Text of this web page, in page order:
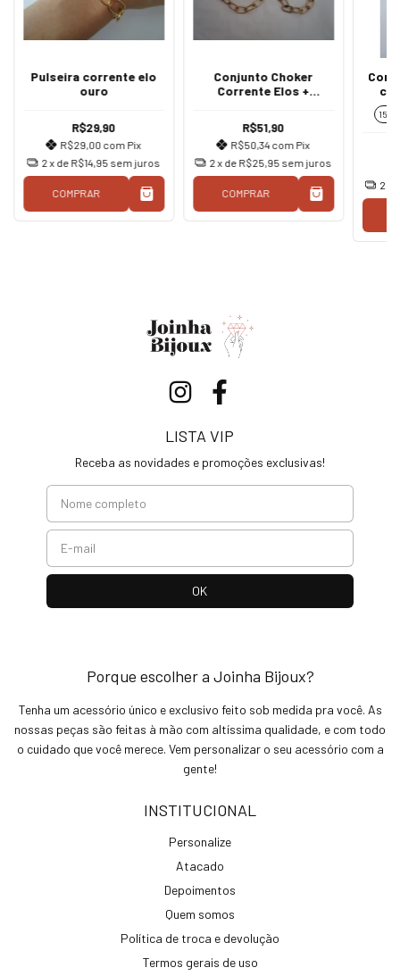
Pulseira corrente elo
ouro
R$29,90
R$29,00 com Pix
2x de R$14,95 sem juros
COMPRAR
Conjunto Choker
Corrente Elos +
R$51,90
R$50,34com Pix
2 x de R$25,95 sem juros
COMPRAR
15
2
LISTA VIP
Receba as novidades e promoções exclusivas!
Porque escolher a Joinha Bijoux?
Tenha um acessório único e exclusivo feito sob medida pra você. As
nossas peças são feitas à mão com altíssima qualidade, e com todo
o cuidado que você merece. Vem personalizar o seu acessório com a
gente!
INSTITUCIONAL
Personalize
Atacado
Depoimentos
Quem somos
Política de troca e devolução
Termos gerais de uso